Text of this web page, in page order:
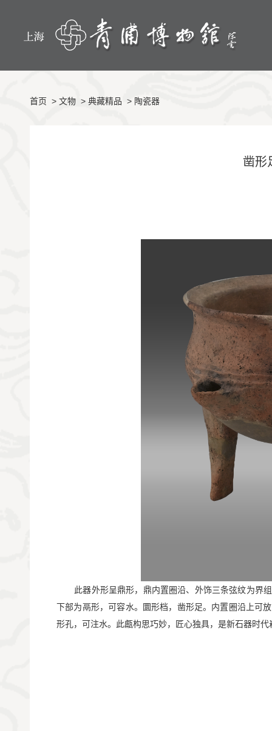
首页 > 文物 > 典藏精品 > 陶瓷器
凿形
此器外形呈鼎形，鼎内置圈沿、外饰三条弦纹为界组
下部为鬲形，可容水。圜形档，凿形足。内置圈沿上可
形孔，可注水。此甗构思巧妙，匠心独具，是新石器时